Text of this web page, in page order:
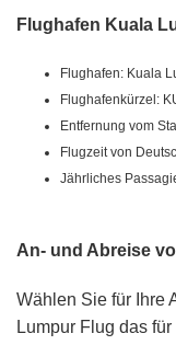
Flughafen Kuala
Flughafen: Kuala
Flughafenkürzel:
Entfernung vom
Flugzeit von
Jährliches
An- und Abreise
Wählen Sie für Ihre
Lumpur Flug das